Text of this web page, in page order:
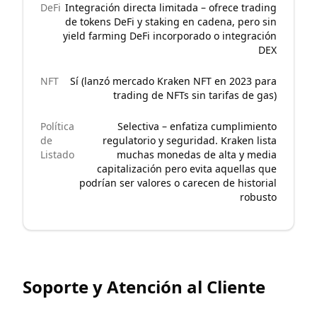
DeFi Integración directa limitada – ofrece trading
de tokens DeFi y staking en cadena, pero sin
yield farming DeFi incorporado o integración
DEX
NFT
Sí (lanzó mercado Kraken NFT en 2023 para
trading de NFTs sin tarifas de gas)
Política
de
Listado
Selectiva – enfatiza cumplimiento
regulatorio y seguridad. Kraken lista
muchas monedas de alta y media
capitalización pero evita aquellas que
podrían ser valores o carecen de historial
robusto
Soporte y Atención al Cliente